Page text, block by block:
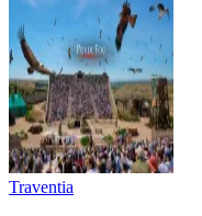
Traventia